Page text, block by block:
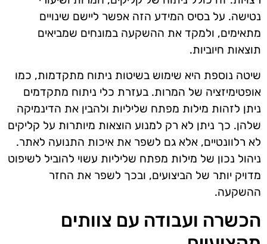
נטישה. על בסיס המידע הזה אפשר ליישם שינויים
מתאימים, ולמקד את ההשקעה במונחים שמביאים
תוצאות חיוביות.
שיטה נוספת היא שימוש בשיטות ניתוח מתקדמות, כמו
אופטימיזציה של המרות. בעזרת כלי ניתוח מתקדמים
ניתן לזהות מילות מפתח שליליות ולהבין את הדינמיקה
שלהן. כך ניתן לא רק למנוע הוצאות מיותרות על קליקים
לא רלוונטיים, אלא גם לשפר את איכות התנועה לאתר.
ניהול נכון של מילות מפתח שליליות עשוי להוביל לשיפוט
מדויק יותר של הביצועים, ובכך לשפר את החזר
ההשקעה.
הכשרה ועבודה עם צוותים